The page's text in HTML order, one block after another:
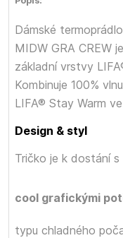
Dámské
MIDW GRA CREW
základní vrstvy
Kombinuje 100%
LIFA® Stay Warm
Design & styl
Tričko je k dostání s
cool grafickými
typu chladného